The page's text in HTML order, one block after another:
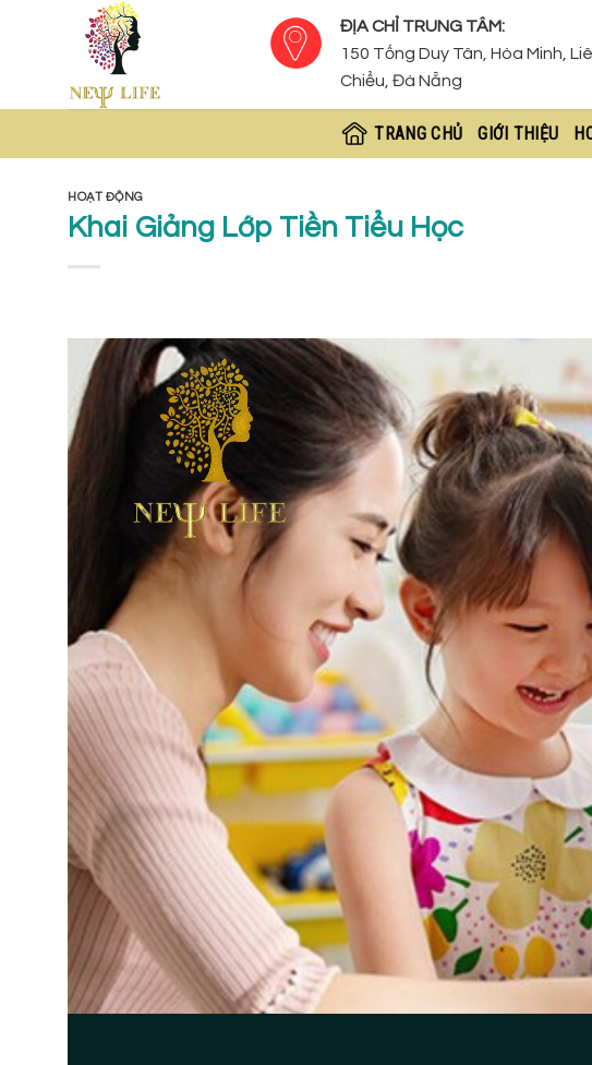
ĐỊA CHỈ TRUNG TÂM:
150 Tống Duy Tân, Hòa Minh,
Chiểu, Đà Nẵng
TRANG CHỦ GIỚI THIỆU
HOẠT ĐỘNG
Khai Giảng Lớp Tiền Tiểu Học